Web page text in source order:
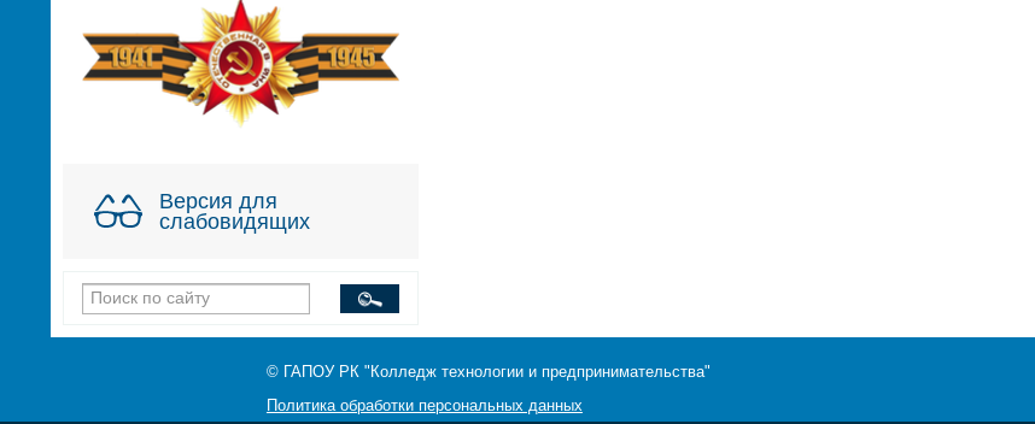
Версия для
слабовидящих
© ГАПОУ РК "Колледж технологии и предпринимательства"
Политика обработки персональных данных